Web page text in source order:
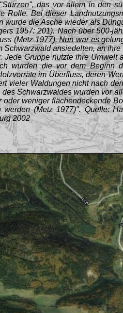
das vor allem in den
Rolle. Bei dieser
die Asche wieder als
1957: 201). Nach über 500-
(Metz 1977). Nun war es
ansiedelten, an
Gruppe nutzte ihre
wurden die vor dem Beginn
im Überfluss, deren
vieler Waldungen nicht nach
Schwarzwaldes wurden vor
weniger flächendeckende
(Metz 1977)". Quelle:
2002